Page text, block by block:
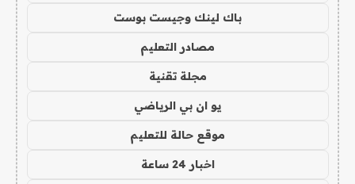
باك لينك وجيست بوست
مصادر التعليم
مجلة تقنية
يو ان بي الرياضي
موقع حالة للتعليم
اخبار 24 ساعة